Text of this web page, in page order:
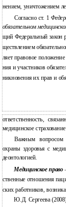
нением, уничтожением
Согласно ст. 1
обязательном
щий Федеральный закон
ществлением
ляет правовое положение
ния и участников
никновения их прав и
ответственность,
медицинское
Важным вопросом
охраны здоровья с
деонтологией.
Медицинское право
ственные отношения
ских работников,
Ю.Д. Сергеева (2008)